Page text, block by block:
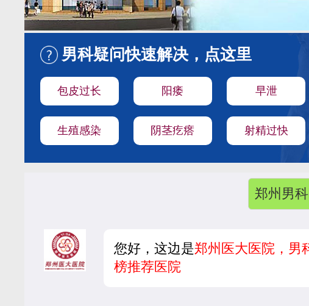
男科疑问快速解决，点这里
包皮过长 阳痿 早泄
生殖感染 阴茎疙瘩 射精过快
郑州男
您好，这边是郑州医大医院，男
榜推荐医院